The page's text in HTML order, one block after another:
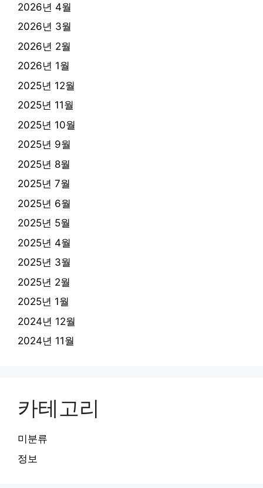
2026년 4월
2026년 3월
2026년 2월
2026년 1월
2025년 12월
2025년 11월
2025년 10월
2025년 9월
2025년 8월
2025년 7월
2025년 6월
2025년 5월
2025년 4월
2025년 3월
2025년 2월
2025년 1월
2024년 12월
2024년 11월
카테고리
미분류
정보